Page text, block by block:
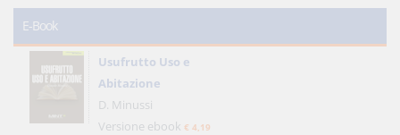
E-Book
Usufrutto Uso e
Abitazione
D. Minussi
Versione ebook € 4,19